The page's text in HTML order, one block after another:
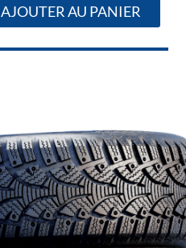
AJOUTER AU PANIER